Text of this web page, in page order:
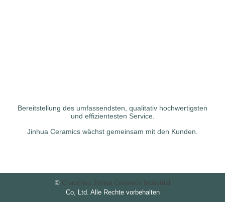
Bereitstellung des umfassendsten, qualitativ hochwertigsten
und effizientesten Service.
Jinhua Ceramics wächst gemeinsam mit den Kunden.
© Chaozhou Jinhua Ceramics Industrial
Co, Ltd. Alle Rechte vorbehalten